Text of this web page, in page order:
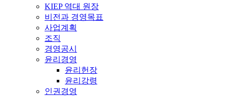
KIEP 역대 원장
비전과 경영목표
사업계획
조직
경영공시
윤리경영
윤리헌장
윤리강령
인권경영